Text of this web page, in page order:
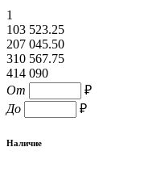
1
103 523.25
207 045.50
310 567.75
414 090
От
₽
До
₽
Наличие